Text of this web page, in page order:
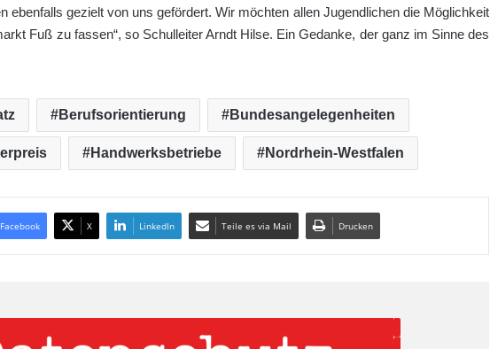
ebenfalls gezielt von uns gefördert. Wir möchten allen Jugendlichen die Möglichkeit
Fuß zu fassen“, so Schulleiter Arndt Hilse. Ein Gedanke, der ganz im Sinne des
Berufsorientierung Bundesangelegenheiten
Handwerksbetriebe Nordrhein-Westfalen
Facebook X LinkedIn Teile es via Mail Drucken